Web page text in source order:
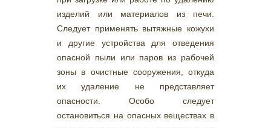
изделий или материалов из печи.
Следует применять вытяжные кожухи
и другие устройства для отведения
опасной пыли или паров из рабочей
зоны в очистные сооружения, откуда
их удаление не представляет
опасности. Особо следует
остановиться на опасных веществах в